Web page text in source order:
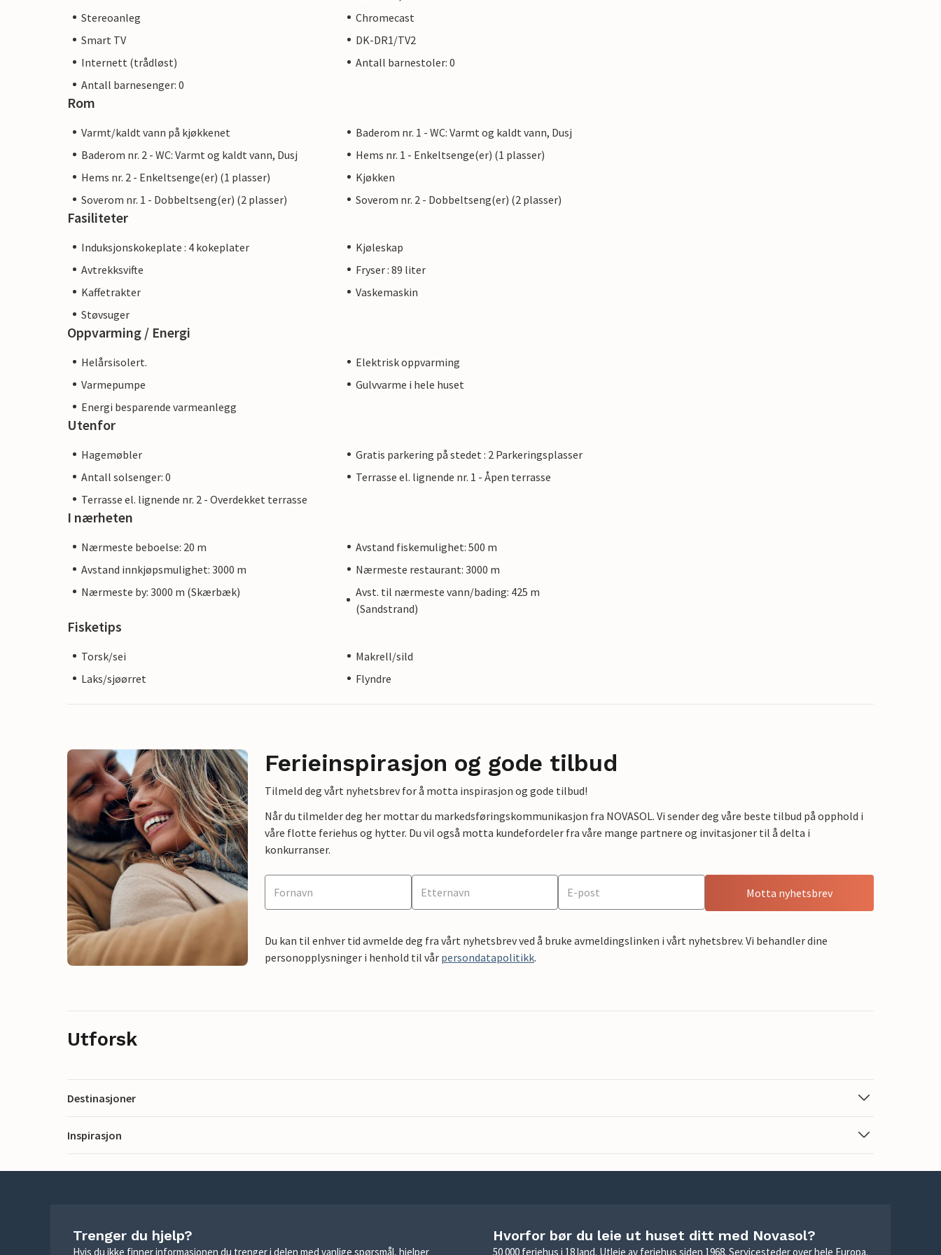
Stereoanleg
Chromecast
Smart TV
DK-DR1/TV2
Internett (trådløst)
Antall barnestoler: 0
Antall barnesenger: 0
Rom
Varmt/kaldt vann på kjøkkenet
Baderom nr. 1 - WC: Varmt og kaldt vann, Dusj
Baderom nr. 2 - WC: Varmt og kaldt vann, Dusj
Hems nr. 1 - Enkeltsenge(er) (1 plasser)
Hems nr. 2 - Enkeltsenge(er) (1 plasser)
Kjøkken
Soverom nr. 1 - Dobbeltseng(er) (2 plasser)
Soverom nr. 2 - Dobbeltseng(er) (2 plasser)
Fasiliteter
Induksjonskokeplate : 4 kokeplater
Kjøleskap
Avtrekksvifte
Fryser : 89 liter
Kaffetrakter
Vaskemaskin
Støvsuger
Oppvarming / Energi
Helårsisolert.
Elektrisk oppvarming
Varmepumpe
Gulvvarme i hele huset
Energi besparende varmeanlegg
Utenfor
Hagemøbler
Gratis parkering på stedet : 2 Parkeringsplasser
Antall solsenger: 0
Terrasse el. lignende nr. 1 - Åpen terrasse
Terrasse el. lignende nr. 2 - Overdekket terrasse
I nærheten
Nærmeste beboelse: 20 m
Avstand fiskemulighet: 500 m
Avstand innkjøpsmulighet: 3000 m
Nærmeste restaurant: 3000 m
Nærmeste by: 3000 m (Skærbæk)
Avst. til nærmeste vann/bading: 425 m
(Sandstrand)
Fisketips
Torsk/sei
Makrell/sild
Laks/sjøørret
Flyndre
Ferieinspirasjon og gode tilbud
Tilmeld deg vårt nyhetsbrev for å motta inspirasjon og gode tilbud!
Når du tilmelder deg her mottar du markedsføringskommunikasjon fra NOVASOL. Vi sender deg våre beste tilbud på opphold i
våre flotte feriehus og hytter. Du vil også motta kundefordeler fra våre mange partnere og invitasjoner til å delta i
konkurranser.
Motta nyhetsbrev
Du kan til enhver tid avmelde deg fra vårt nyhetsbrev ved å bruke avmeldingslinken i vårt nyhetsbrev. Vi behandler dine
personopplysninger i henhold til vår persondatapolitikk.
Utforsk
Destinasjoner
Inspirasjon
Trenger du hjelp?
Hvis du ikke finner informasjonen du trenger i delen med vanlige spørsmål, hjelper
Hvorfor bør du leie ut huset ditt med Novasol?
50 000 feriehus i 18 land. Utleie av feriehus siden 1968. Servicesteder over hele Europa.